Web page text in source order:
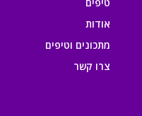
אודות
מתכונים וטיפים
צרו קשר